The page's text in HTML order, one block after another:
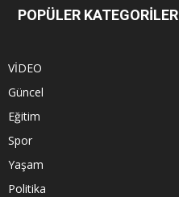
POPÜLER KATEGORİLER
VİDEO
Güncel
Eğitim
Spor
Yaşam
Politika